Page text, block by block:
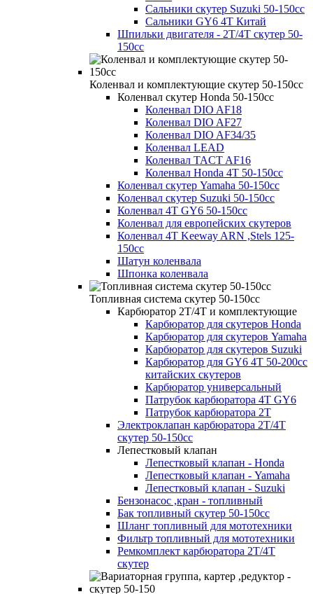
Сальники скутер Suzuki 50-150cc
Сальники GY6 4Т Китай
Шпильки двигателя - 2Т/4Т скутер 50-
150cc
Коленвал и комплектующие скутер 50-150cc
Коленвал скутер Honda 50-150cc
Коленвал DIO AF18
Коленвал DIO AF27
Коленвал DIO AF34/35
Коленвал LEAD
Коленвал TACT AF16
Коленвал Honda 4T 50-150cc
Коленвал скутер Yamaha 50-150cc
Коленвал скутер Suzuki 50-150cc
Коленвал 4Т GY6 50-150cc
Коленвал для европейских скутеров
Коленвал 4T Keeway ARN ,Stels 125-
150cc
Шатун коленвала
Шпонка коленвала
Топливная система скутер 50-150cc
Карбюратор 2Т/4Т и комплектующие
Карбюратор для скутеров Honda
Карбюратор для скутеров Yamaha
Карбюратор для скутеров Suzuki
Карбюратор для GY6 4T 50-200сс
китайских скутеров
Карбюратор универсальный
Патрубок карбюратора 4T GY6
Патрубок карбюратора 2Т
Электроклапан карбюратора 2Т/4Т
скутер 50-150сс
Лепестковый клапан
Лепестковый клапан - Honda
Лепестковый клапан - Yamaha
Лепестковый клапан - Suzuki
Бензонасос ,кран - топливный
Бак топливный скутер 50-150cc
Шланг топливный для мототехники
Фильтр топливный для мототехники
Ремкомплект карбюратора 2T/4T
скутер